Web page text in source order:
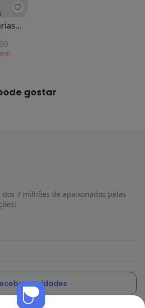
Malwee - Vestido Longo Marias
gostar
7 milhões de apaixonados pelas
novidades